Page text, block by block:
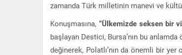
zamanda Türk milletinin manevi ve
Konuşmasına, “Ülkemizde seksen bir
başlayan Destici, Bursa’nın bu
değinerek, Polatlı’nın da önemli bir